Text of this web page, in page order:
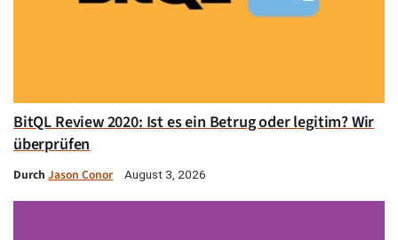
BitQL Review 2020: Ist es ein Betrug oder legitim? Wir
überprüfen
Durch Jason Conor August 3, 2026